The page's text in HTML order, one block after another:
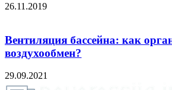
26.11.2019
Вентиляция бассейна: как
воздухообмен?
29.09.2021